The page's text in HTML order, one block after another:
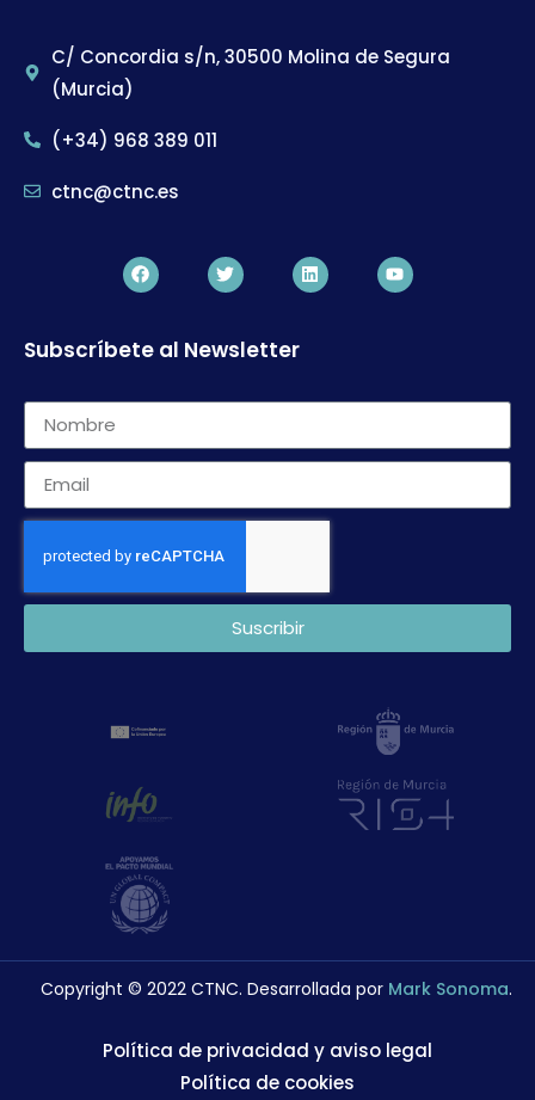
C/ Concordia s/n, 30500 Molina de Segura
(Murcia)
(+34) 968 389 011
ctnc@ctnc.es
Subscríbete al Newsletter
Suscribir
Copyright © 2022 CTNC. Desarrollada por Mark Sonoma.
Política de privacidad y aviso legal
Política de cookies